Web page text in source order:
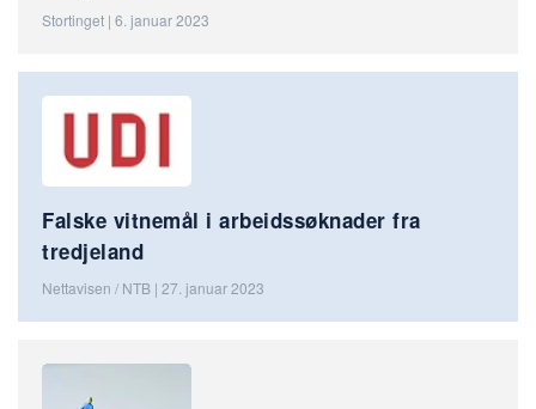
Stortinget | 6. januar 2023
Falske vitnemål i arbeidssøknader fra
tredjeland
Nettavisen / NTB | 27. januar 2023